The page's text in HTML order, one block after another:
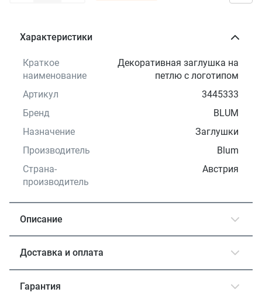
Характеристики
Краткое
наименование
Декоративная заглушка на
петлю с логотипом
Артикул
3445333
Бренд
BLUM
Назначение
Заглушки
Производитель
Blum
Страна-
производитель
Австрия
Описание
Доставка и оплата
Гарантия